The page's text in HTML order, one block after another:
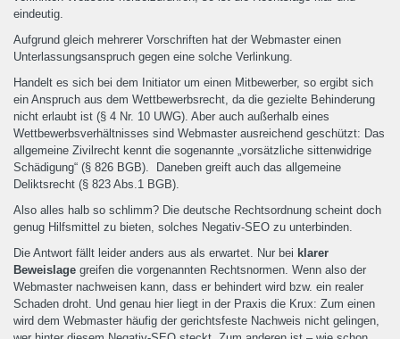
eindeutig.
Aufgrund gleich mehrerer Vorschriften hat der Webmaster einen
Unterlassungsanspruch gegen eine solche Verlinkung.
Handelt es sich bei dem Initiator um einen Mitbewerber, so ergibt sich
ein Anspruch aus dem Wettbewerbsrecht, da die gezielte Behinderung
nicht erlaubt ist (§ 4 Nr. 10 UWG). Aber auch außerhalb eines
Wettbewerbsverhältnisses sind Webmaster ausreichend geschützt: Das
allgemeine Zivilrecht kennt die sogenannte „vorsätzliche sittenwidrige
Schädigung“ (§ 826 BGB). Daneben greift auch das allgemeine
Deliktsrecht (§ 823 Abs.1 BGB).
Also alles halb so schlimm? Die deutsche Rechtsordnung scheint doch
genug Hilfsmittel zu bieten, solches Negativ-SEO zu unterbinden.
Die Antwort fällt leider anders aus als erwartet. Nur bei klarer
Beweislage greifen die vorgenannten Rechtsnormen. Wenn also der
Webmaster nachweisen kann, dass er behindert wird bzw. ein realer
Schaden droht. Und genau hier liegt in der Praxis die Krux: Zum einen
wird dem Webmaster häufig der gerichtsfeste Nachweis nicht gelingen,